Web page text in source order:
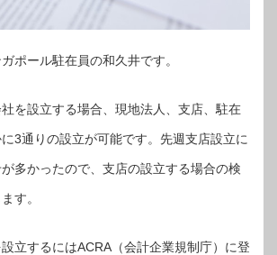
ポール駐在員の和久井です。
を設立する場合、現地法人、支店、駐在
3通りの設立が可能です。先週支店設立に
多かったので、支店の設立する場合の検
す。
立するにはACRA（会計企業規制庁）に登